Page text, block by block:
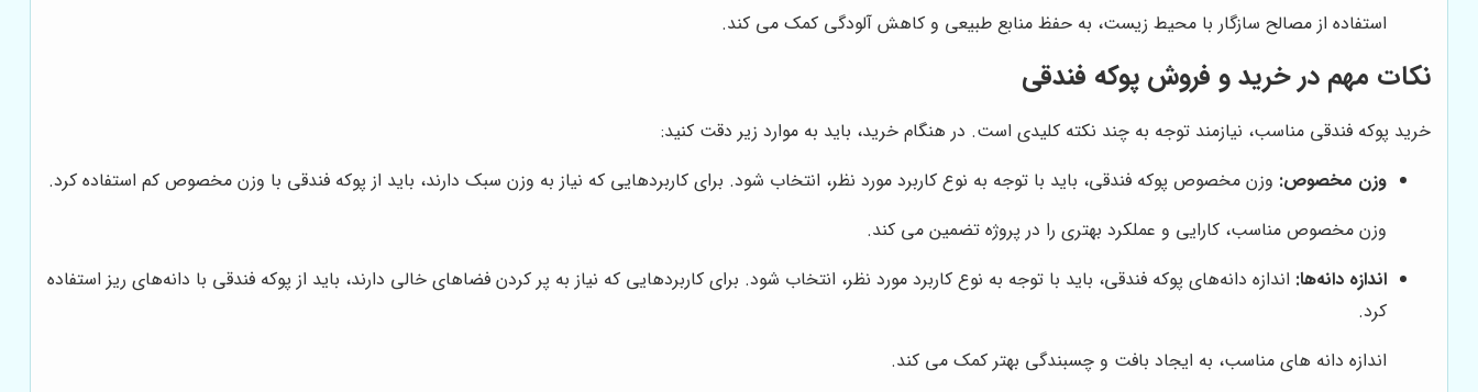
استفاده از مصالح سازگار با محیط زیست، به حفظ منابع طبیعی و کاهش آلودگی کمک می کند.
نکات مهم در خرید و فروش پوکه فندقی
خرید پوکه فندقی مناسب، نیازمند توجه به چند نکته کلیدی است. در هنگام خرید، باید به موارد زیر دقت کنید:
وزن مخصوص: وزن مخصوص پوکه فندقی، باید با توجه به نوع کاربرد مورد نظر، انتخاب شود. برای کاربردهایی که نیاز به وزن سبک دارند، باید از پوکه فندقی با وزن مخصوص کم استفاده کرد.
وزن مخصوص مناسب، کارایی و عملکرد بهتری را در پروژه تضمین می کند.
اندازه دانه‌ها: اندازه دانه‌های پوکه فندقی، باید با توجه به نوع کاربرد مورد نظر، انتخاب شود. برای کاربردهایی که نیاز به پر کردن فضاهای خالی دارند، باید از پوکه فندقی با دانه‌های ریز استفاده
کرد.
اندازه دانه های مناسب، به ایجاد بافت و چسبندگی بهتر کمک می کند.